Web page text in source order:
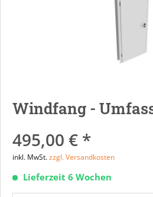
Windfang -
495,00 € *
inkl. MwSt.zzgl. Versandkosten
Lieferzeit 6 Wochen